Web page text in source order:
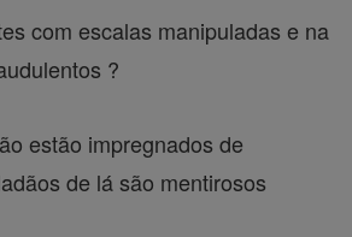
com escalas manipuladas e na
?
estão impregnados de
de lá são mentirosos